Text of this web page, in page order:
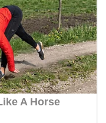
salah satu
dalam
bangsa
kepada seluruh
dan memasang
rumah masing-
bentuk
terhadap
telah merebut